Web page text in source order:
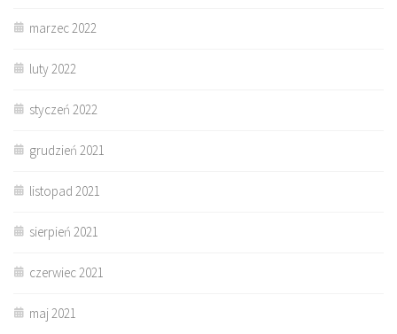
marzec 2022
luty 2022
styczeń 2022
grudzień 2021
listopad 2021
sierpień 2021
czerwiec 2021
maj 2021